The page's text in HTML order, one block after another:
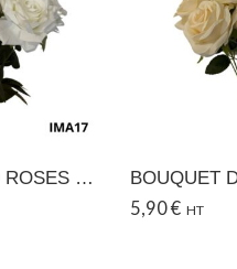
BOUQUET DE 9 ROSES – 17
5,90€ HT